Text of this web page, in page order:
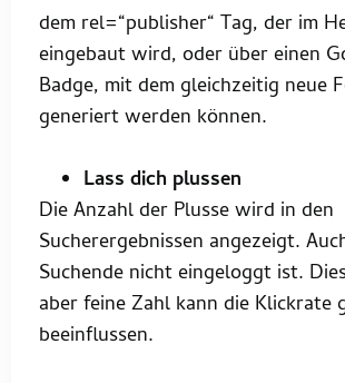
dem rel=“publisher“ Tag, der im
eingebaut wird, oder über einen
Badge, mit dem gleichzeitig neue
generiert werden können.
Lass dich plussen
Die Anzahl der Plusse wird in den
Sucherergebnissen angezeigt.
Suchende nicht eingeloggt ist.
aber feine Zahl kann die Klickrate
beeinflussen.